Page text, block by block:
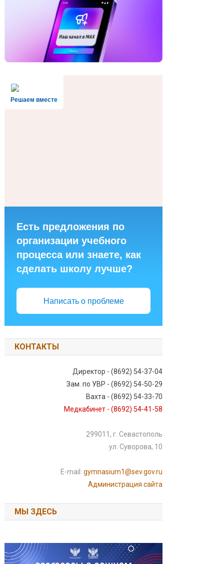
Решаем вместе
Есть предложения по
организации учебного
процесса или знаете, как
сделать школу лучше?
Написать о проблеме
КОНТАКТЫ
Директор - (8692) 54-37-04
Зам. по УВР - (8692) 54-50-29
Вахта - (8692) 54-33-70
Медкабинет - (8692) 54-41-58
299011, г. Севастополь
ул. Суворова, 10
E-mail: gymnasium1@sev.gov.ru
Администрация сайта
МЫ ЗДЕСЬ